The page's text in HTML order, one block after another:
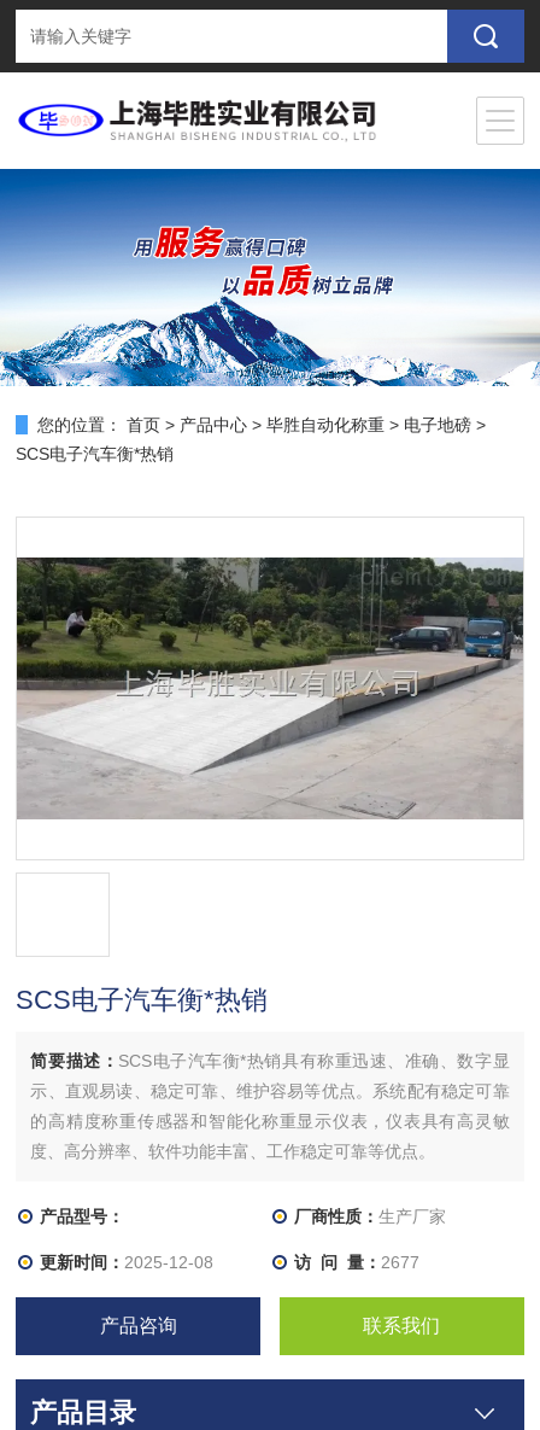
您的位置： 首页 > 产品中心 >毕胜自动化称重 > 电子地磅 >
SCS电子汽车衡*热销
SCS电子汽车衡*热销
简要描述： SCS电子汽车衡*热销具有称重迅速、准确、数字显
示、直观易读、稳定可靠、维护容易等优点。系统配有稳定可靠
的高精度称重传感器和智能化称重显示仪表，仪表具有高灵敏
度、高分辨率、软件功能丰富、工作稳定可靠等优点。
产品型号： 厂商性质： 生产厂家
更新时间： 2025-12-08 访 问 量： 2677
产品咨询 联系我们
产品目录